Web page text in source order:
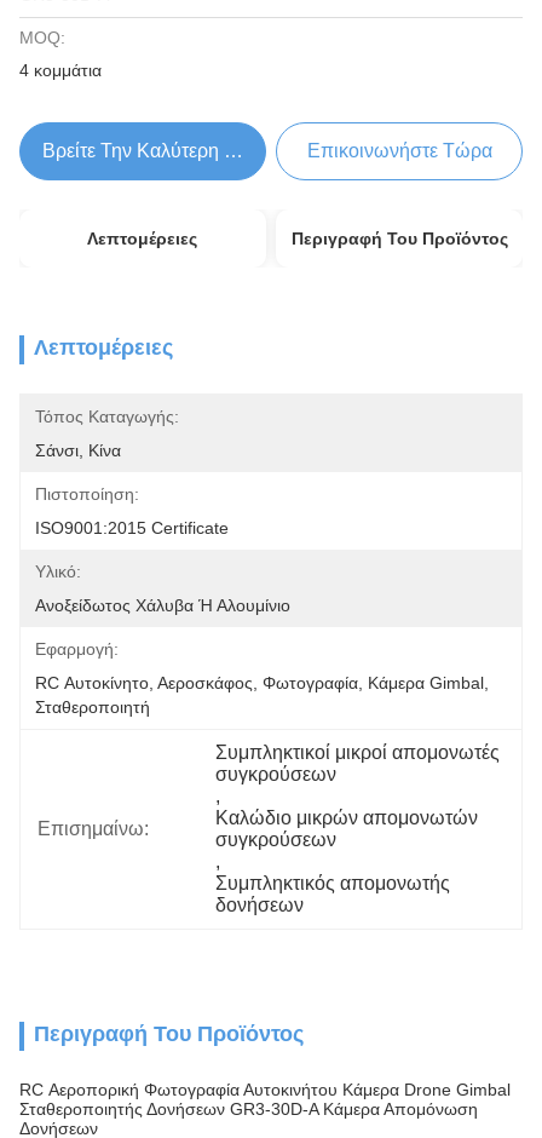
MOQ:
4 κομμάτια
Βρείτε Την Καλύτερη Τιμή Επικοινωνήστε Τώρα
Λεπτομέρειες Περιγραφή Του Προϊόντος
Λεπτομέρειες
Τόπος Καταγωγής:
Σάνσι, Κίνα
Πιστοποίηση:
ISO9001:2015 Certificate
Υλικό:
Ανοξείδωτος Χάλυβα Ή Αλουμίνιο
Εφαρμογή:
RC Αυτοκίνητο, Αεροσκάφος, Φωτογραφία, Κάμερα Gimbal,
Σταθεροποιητή
Επισημαίνω:
Συμπληκτικοί μικροί απομονωτές
συγκρούσεων
,
Καλώδιο μικρών απομονωτών
συγκρούσεων
,
Συμπληκτικός απομονωτής
δονήσεων
Περιγραφή Του Προϊόντος
RC Αεροπορική Φωτογραφία Αυτοκινήτου Κάμερα Drone Gimbal
Σταθεροποιητής Δονήσεων GR3-30D-A Κάμερα Απομόνωση
Δονήσεων